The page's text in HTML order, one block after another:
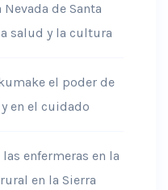
de Santa
salud y la cultura
el poder de
en el cuidado
enfermeras en la
en la Sierra